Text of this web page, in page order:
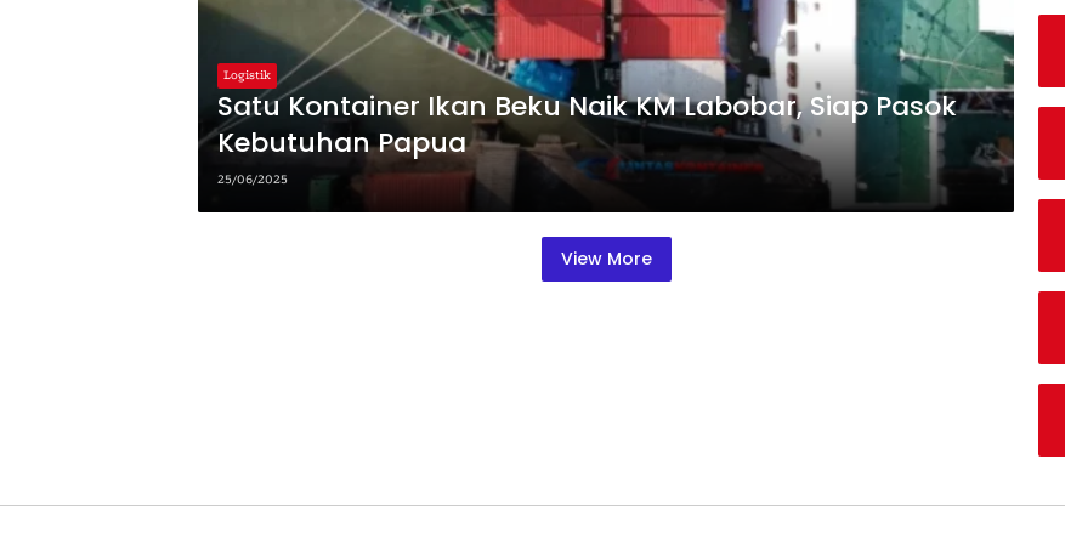
Logistik
Satu Kontainer Ikan Beku Naik KM Labobar, Siap Pasok
Kebutuhan Papua
25/06/2025
View More